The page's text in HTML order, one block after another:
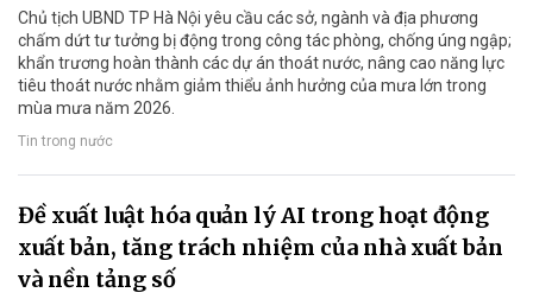
Chủ tịch UBND TP Hà Nội yêu cầu các sở, ngành và địa phương
chấm dứt tư tưởng bị động trong công tác phòng, chống úng ngập;
khẩn trương hoàn thành các dự án thoát nước, nâng cao năng lực
tiêu thoát nước nhằm giảm thiểu ảnh hưởng của mưa lớn trong
mùa mưa năm 2026.
Tin trong nước
Đề xuất luật hóa quản lý AI trong hoạt động
xuất bản, tăng trách nhiệm của nhà xuất bản
và nền tảng số